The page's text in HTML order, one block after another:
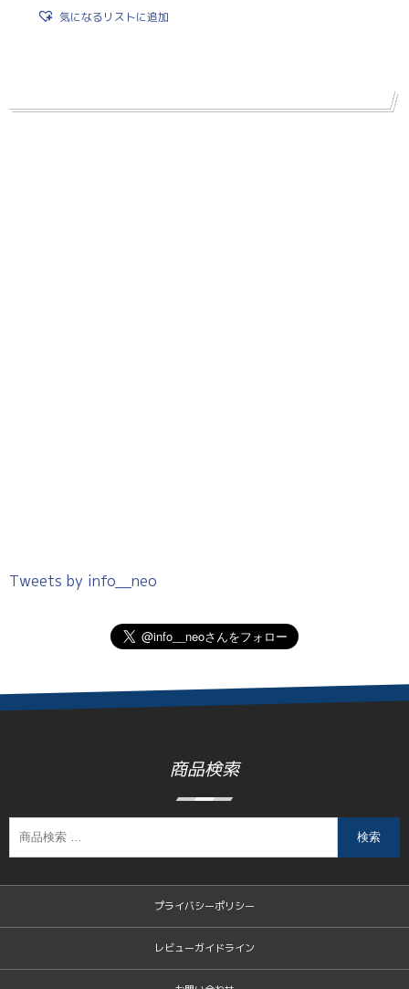
気になるリストに追加
Tweets by info__neo
商品検索
検索
プライバシーポリシー
レビューガイドライン